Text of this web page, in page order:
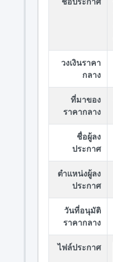
วงเงินราคา
กลาง
ที่มาของ
ราคากลาง
ชื่อผู้ลง
ประกาศ
ตำแหน่งผู้ลง
ประกาศ
วันที่อนุมัติ
ราคากลาง
ไฟล์ประกาศ